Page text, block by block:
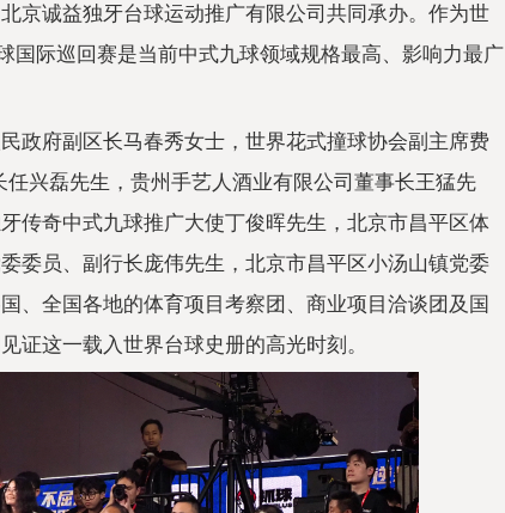
京诚益独牙台球运动推广有限公司共同承办。作为世
国际巡回赛是当前中式九球领域规格最高、影响力最广
政府副区长马春秀女士，世界花式撞球协会副 主席费
任兴磊先生，贵州手艺人酒业有限公司董事长王猛先
传奇中式九球推广大使丁俊晖先生，北京市昌平区体
委员、副行长庞伟先生，北京市昌平区小汤山镇党委
、全国各地的体育项目考察团、商业项目洽谈团及国
证这一载入世界台球史册的高光时刻。